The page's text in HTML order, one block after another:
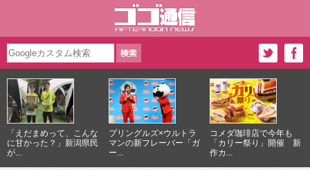
「えだまめって、こんな
に甘かった？」新潟県民
が...
プリングルズ×ウルトラ
マンの新フレーバー「ガ
ー...
コメダ珈琲店で今年も
「カリー祭り」開催 新
作カ...